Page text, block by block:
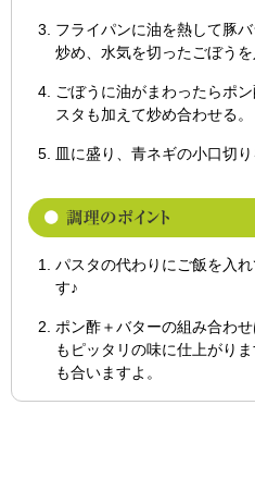
フライパンに油を熱して豚
炒め、水気を切ったごぼうを
ごぼうに油がまわったらポ
スタも加えて炒め合わせる。
皿に盛り、青ネギの小口切り
パスタの代わりにご飯を入
す♪
ポン酢＋バターの組み合わ
もピッタリの味に仕上がり
も合いますよ。